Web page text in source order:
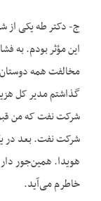
ج- دکتر طه یکی از
این مؤثر بودم. به
مخالفت همه دوستان
گذاشتم مدیر کل
شرکت نفت که من
شرکت نفت. بعد در
هویدا. همین‌جور
خاطرم می‌آید.